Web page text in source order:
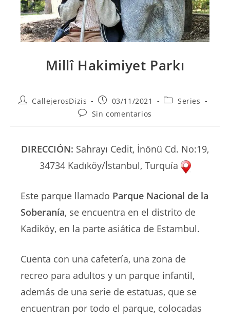
Millî Hakimiyet Parkı
AutorCallejerosDizis
Publicación
la
03/11/2021
Categoría
Series
Comentarios
Sin comentarios
DIRECCIÓN: Sahrayı Cedit, İnönü Cd. No:19,
34734 Kadıköy/İstanbul, Turquía
Este parque llamado Parque Nacional de la
Soberanía, se encuentra en el distrito de
Kadiköy, en la parte asiática de Estambul.
Cuenta con una cafetería, una zona de
recreo para adultos y un parque infantil,
además de una serie de estatuas, que se
encuentran por todo el parque, colocadas